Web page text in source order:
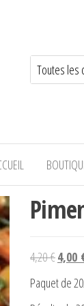
4,20€Le
4,00
Paquet de